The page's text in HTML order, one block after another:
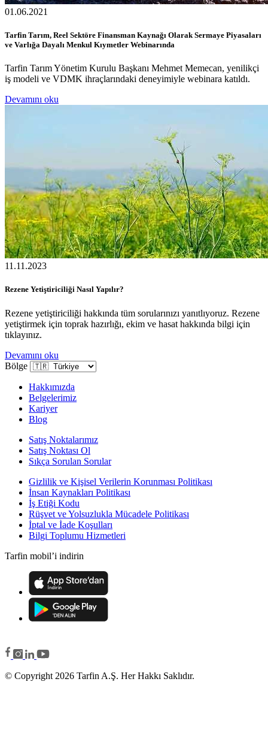
01.06.2021
Tarfin Tarım, Reel Sektöre Finansman Kaynağı Olarak Sermaye Piyasaları
ve Varlığa Dayalı Menkul Kıymetler Webinarında
Tarfin Tarım Yönetim Kurulu Başkanı Mehmet Memecan, yenilikçi
iş modeli ve VDMK ihraçlarındaki deneyimiyle webinara katıldı.
Devamını oku
11.11.2023
Rezene Yetiştiriciliği Nasıl Yapılır?
Rezene yetiştiriciliği hakkında tüm sorularınızı yanıtlıyoruz. Rezene
yetiştirmek için toprak hazırlığı, ekim ve hasat hakkında bilgi için
tıklayınız.
Devamını oku
Bölge
Hakkımızda
Belgelerimiz
Kariyer
Blog
Satış Noktalarımız
Satış Noktası Ol
Sıkça Sorulan Sorular
Gizlilik ve Kişisel Verilerin Korunması Politikası
İnsan Kaynakları Politikası
İş Etiği Kodu
Rüşvet ve Yolsuzlukla Mücadele Politikası
İptal ve İade Koşulları
Bilgi Toplumu Hizmetleri
Tarfin mobil’i indirin
© Copyright 2026 Tarfin A.Ş. Her Hakkı Saklıdır.